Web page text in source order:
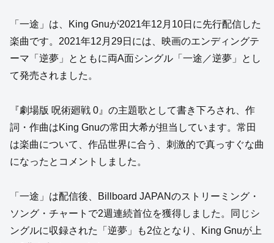
「一途」は、King Gnuが2021年12月10日に先行配信した
楽曲です。2021年12月29日には、映画のエンディングテ
ーマ「逆夢」とともに両A面シングル「一途／逆夢」とし
て発売されました。
『劇場版 呪術廻戦 0』の主題歌として書き下ろされ、作
詞・作曲はKing Gnuの常田大希が担当しています。常田
は楽曲について、作品世界に合う、刺激的で真っすぐな曲
になったとコメントしました。
「一途」は配信後、Billboard JAPANのストリーミング・
ソング・チャートで2週連続首位を獲得しました。同じシ
ングルに収録された「逆夢」も2位となり、King Gnuが上